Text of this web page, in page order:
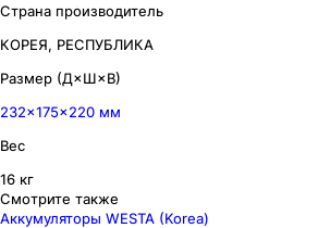
Страна производитель
КОРЕЯ, РЕСПУБЛИКА
Размер (Д×Ш×В)
232×175×220 мм
Вес
16 кг
Смотрите также
Аккумуляторы WESTA (Korea)